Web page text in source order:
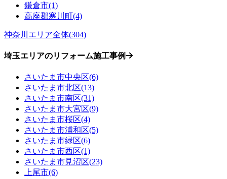
鎌倉市(1)
高座郡寒川町(4)
神奈川エリア全体(304)
埼玉エリアのリフォーム施工事例
さいたま市中央区(6)
さいたま市北区(13)
さいたま市南区(31)
さいたま市大宮区(9)
さいたま市桜区(4)
さいたま市浦和区(5)
さいたま市緑区(6)
さいたま市西区(1)
さいたま市見沼区(23)
上尾市(6)